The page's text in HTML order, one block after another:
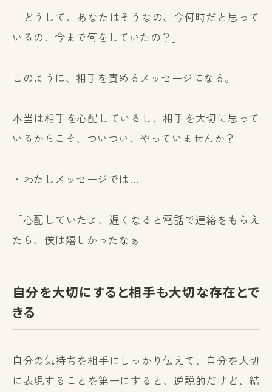
「どうして、あなたはそうなの、今何時だと思って
いるの、今まで何をしていたの？」
このように、相手を責めるメッセージになる。
本当は相手を心配しているし、相手を大切に思って
いるからこそ、ついつい、やっていませんか？
・わたしメッセージでは…
「心配していたよ、遅くなると電話で連絡をもらえ
たら、僕は嬉しかったなぁ」
自分を大切にすると相手も大切な存在とで
きる
自分の気持ちを相手にしっかり伝えて、自分を大切
に表現することを第一にすると、逆説的だけど、結